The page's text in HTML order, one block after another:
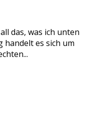
das, was ich unten
handelt es sich um